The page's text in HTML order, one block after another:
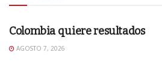
EDITORIAL
Colombia quiere resultados
AGOSTO 7, 2026